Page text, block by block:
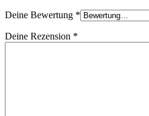
Deine Bewertung *
Deine Rezension *